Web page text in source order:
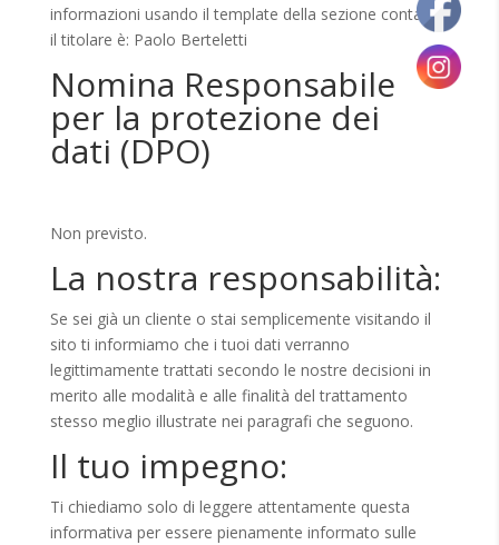
informazioni usando il template della sezione contatti,
il titolare è: Paolo Berteletti
Nomina Responsabile
per la protezione dei
dati (DPO)
Non previsto.
La nostra responsabilità:
Se sei già un cliente o stai semplicemente visitando il
sito ti informiamo che i tuoi dati verranno
legittimamente trattati secondo le nostre decisioni in
merito alle modalità e alle finalità del trattamento
stesso meglio illustrate nei paragrafi che seguono.
Il tuo impegno:
Ti chiediamo solo di leggere attentamente questa
informativa per essere pienamente informato sulle